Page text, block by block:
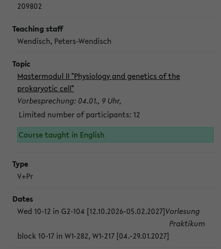
209802
Wendisch, Peters-Wendisch
Mastermodul II "Physiology and genetics of the
prokaryotic cell"
Vorbesprechung: 04.01., 9 Uhr,
Limited number of participants: 12
Course taught in English
V+Pr
Wed 10-12 in G2-104 [12.10.2026-05.02.2027]Vorlesung
block 10-17 in W1-282, W1-217 [04.-29.01.2027]
Praktikum